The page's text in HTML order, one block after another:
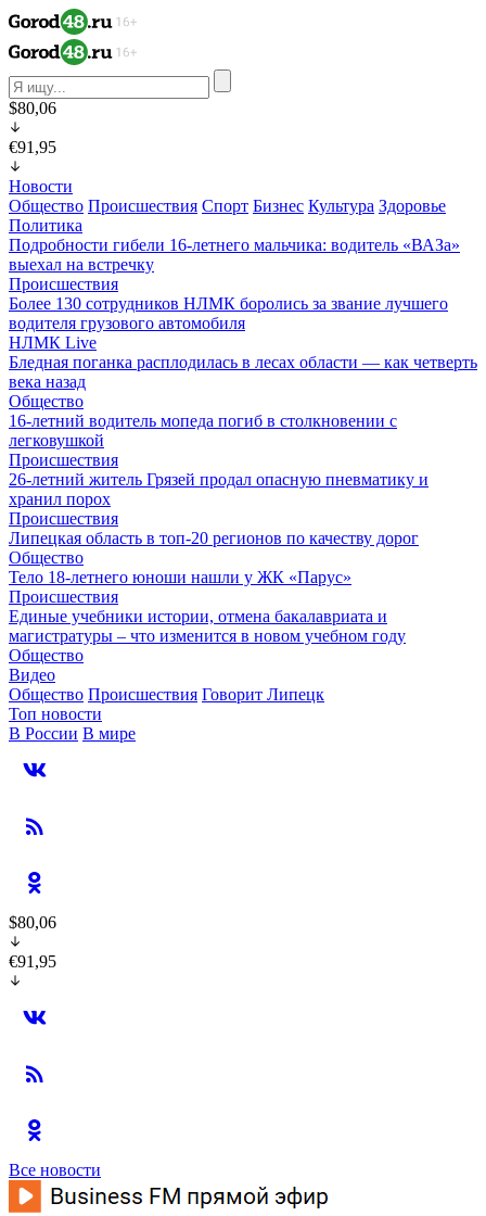
$80,06
€91,95
Новости
Общество Происшествия Спорт Бизнес Культура Здоровье
Политика
Подробности гибели 16-летнего мальчика: водитель «ВАЗа»
выехал на встречку
Происшествия
Более 130 сотрудников НЛМК боролись за звание лучшего
водителя грузового автомобиля
НЛМК Live
Бледная поганка расплодилась в лесах области — как четверть
века назад
Общество
16-летний водитель мопеда погиб в столкновении с
легковушкой
Происшествия
26-летний житель Грязей продал опасную пневматику и
хранил порох
Происшествия
Липецкая область в топ-20 регионов по качеству дорог
Общество
Тело 18-летнего юноши нашли у ЖК «Парус»
Происшествия
Единые учебники истории, отмена бакалавриата и
магистратуры – что изменится в новом учебном году
Общество
Видео
Общество Происшествия Говорит Липецк
Топ новости
В России В мире
$80,06
€91,95
Все новости